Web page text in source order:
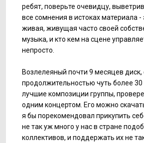
ребят, поверьте очевидцу,
все сомнения в истоках материала -
живая, живущая часто своей
музыка, и кто кем на сцене
непросто.
Возлелеяный почти 9 месяцев
продолжительностью чуть более
лучшие композиции группы,
одним концертом. Его можно
я бы порекомендовал прикупить
не так уж много у нас в стране
коллективов, и поддержать их не